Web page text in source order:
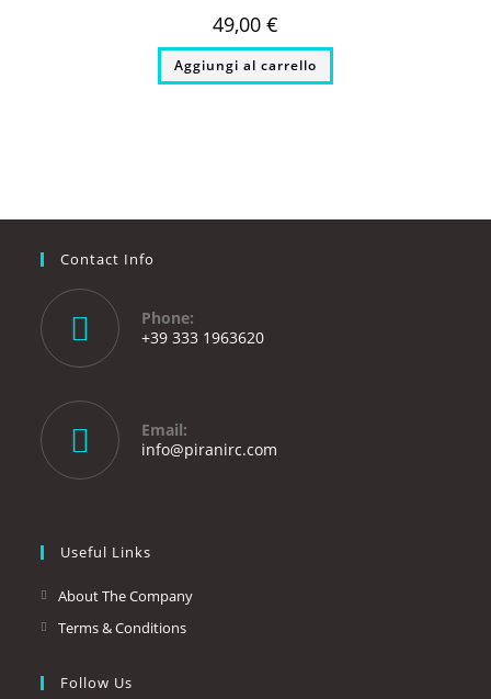
49,00 €
Aggiungi al carrello
Contact Info
Phone:
+39 333 1963620
application
Email:
info@piranirc.com
Useful Links
About The Company
Terms & Conditions
Follow Us